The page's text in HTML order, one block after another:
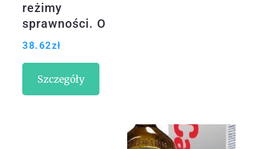
reżimy
sprawności. O
macierzyństwie,
niezależnym
życiu kobiet z
38.62zł
Szczegóły